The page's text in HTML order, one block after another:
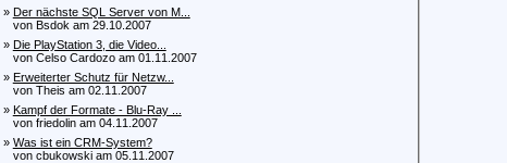
» Der nächste SQL Server von M...
von Bsdok am 29.10.2007
» Die PlayStation 3, die Video...
von Celso Cardozo am 01.11.2007
» Erweiterter Schutz für Netzw...
von Theis am 02.11.2007
» Kampf der Formate - Blu-Ray ...
von friedolin am 04.11.2007
» Was ist ein CRM-System?
von cbukowski am 05.11.2007